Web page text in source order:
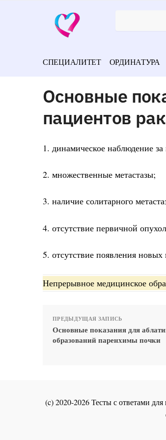
СПЕЦИАЛИТЕТ ОРДИНАТУРА
Основные
пациентов
1. динамическое наблюдение
2. множественные метастазы;
3. наличие солитарного
4. отсутствие первичной
5. отсутствие появления
Непрерывное медицинское
ПРЕДЫДУЩАЯ ЗАПИСЬ
Основные показания для
образований паренхимы почки
(c) 2020-2026 Тесты с ответами